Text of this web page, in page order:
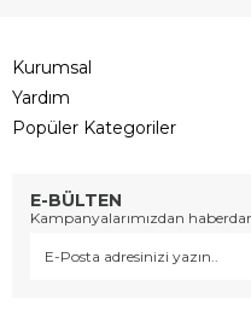
Kurumsal
Yardım
Popüler Kategoriler
E-BÜLTEN
Kampanyalarımızdan